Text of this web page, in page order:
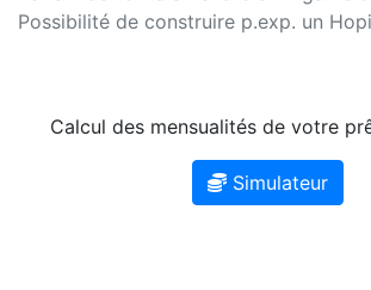
Possibilité de construire p.exp. un
Calcul des mensualités de votre
Simulateur